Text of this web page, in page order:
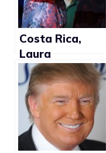
Costa Rica,
Laura
Chinchilla: “Non
mi opporrò a
sentenze a
favore del
matrimonio
gay”